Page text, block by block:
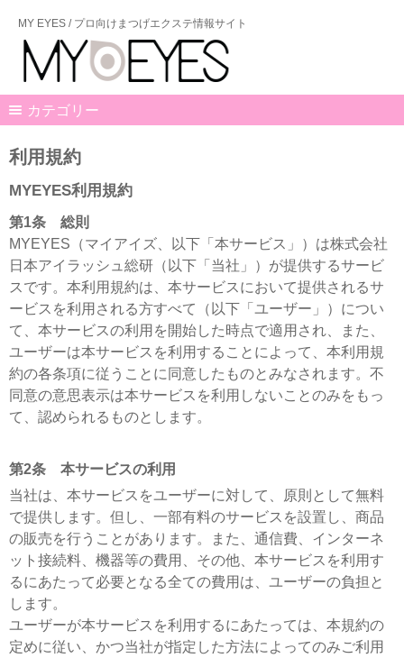
MY EYES / プロ向けまつげエクステ情報サイト
カテゴリー
利用規約
MYEYES利用規約
第1条 総則
MYEYES（マイアイズ、以下「本サービス」）は株式会社
日本アイラッシュ総研（以下「当社」）が提供するサービ
スです。本利用規約は、本サービスにおいて提供されるサ
ービスを利用される方すべて（以下「ユーザー」）につい
て、本サービスの利用を開始した時点で適用され、また、
ユーザーは本サービスを利用することによって、本利用規
約の各条項に従うことに同意したものとみなされます。不
同意の意思表示は本サービスを利用しないことのみをもっ
て、認められるものとします。
第2条 本サービスの利用
当社は、本サービスをユーザーに対して、原則として無料
で提供します。但し、一部有料のサービスを設置し、商品
の販売を行うことがあります。また、通信費、インターネ
ット接続料、機器等の費用、その他、本サービスを利用す
るにあたって必要となる全ての費用は、ユーザーの負担と
します。
ユーザーが本サービスを利用するにあたっては、本規約の
定めに従い、かつ当社が指定した方法によってのみご利用